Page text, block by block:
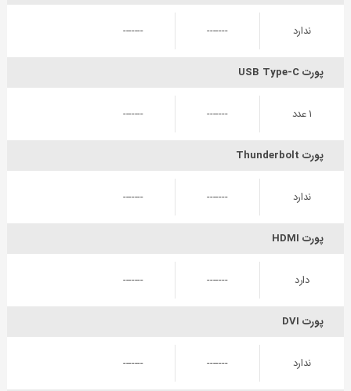
ندارد -------
-------
پورت USB Type-C
۱ عدد -------
-------
پورت Thunderbolt
ندارد -------
-------
پورت HDMI
دارد -------
-------
پورت DVI
ندارد -------
-------